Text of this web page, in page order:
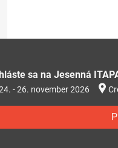
sa na Jesenná
- 26. november 2026